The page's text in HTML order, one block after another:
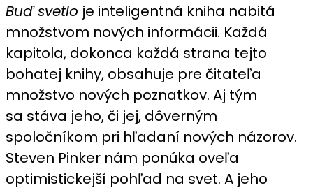
Buď svetlo je inteligentná kniha nabitá
množstvom nových informácii. Každá
kapitola, dokonca každá strana tejto
bohatej knihy, obsahuje pre čitateľa
množstvo nových poznatkov. Aj tým
sa stáva jeho, či jej, dôverným
spoločníkom pri hľadaní nových názorov.
Steven Pinker nám ponúka oveľa
optimistickejší pohľad na svet. A jeho